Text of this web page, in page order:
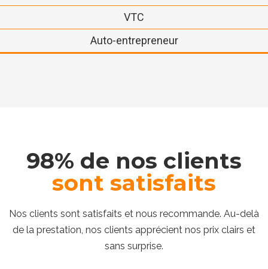
VTC
Auto-entrepreneur
98% de nos clients
sont satisfaits
Nos clients sont satisfaits et nous recommande. Au-delà
de la prestation, nos clients apprécient nos prix clairs et
sans surprise.